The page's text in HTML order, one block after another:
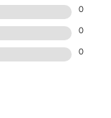
0
0
0